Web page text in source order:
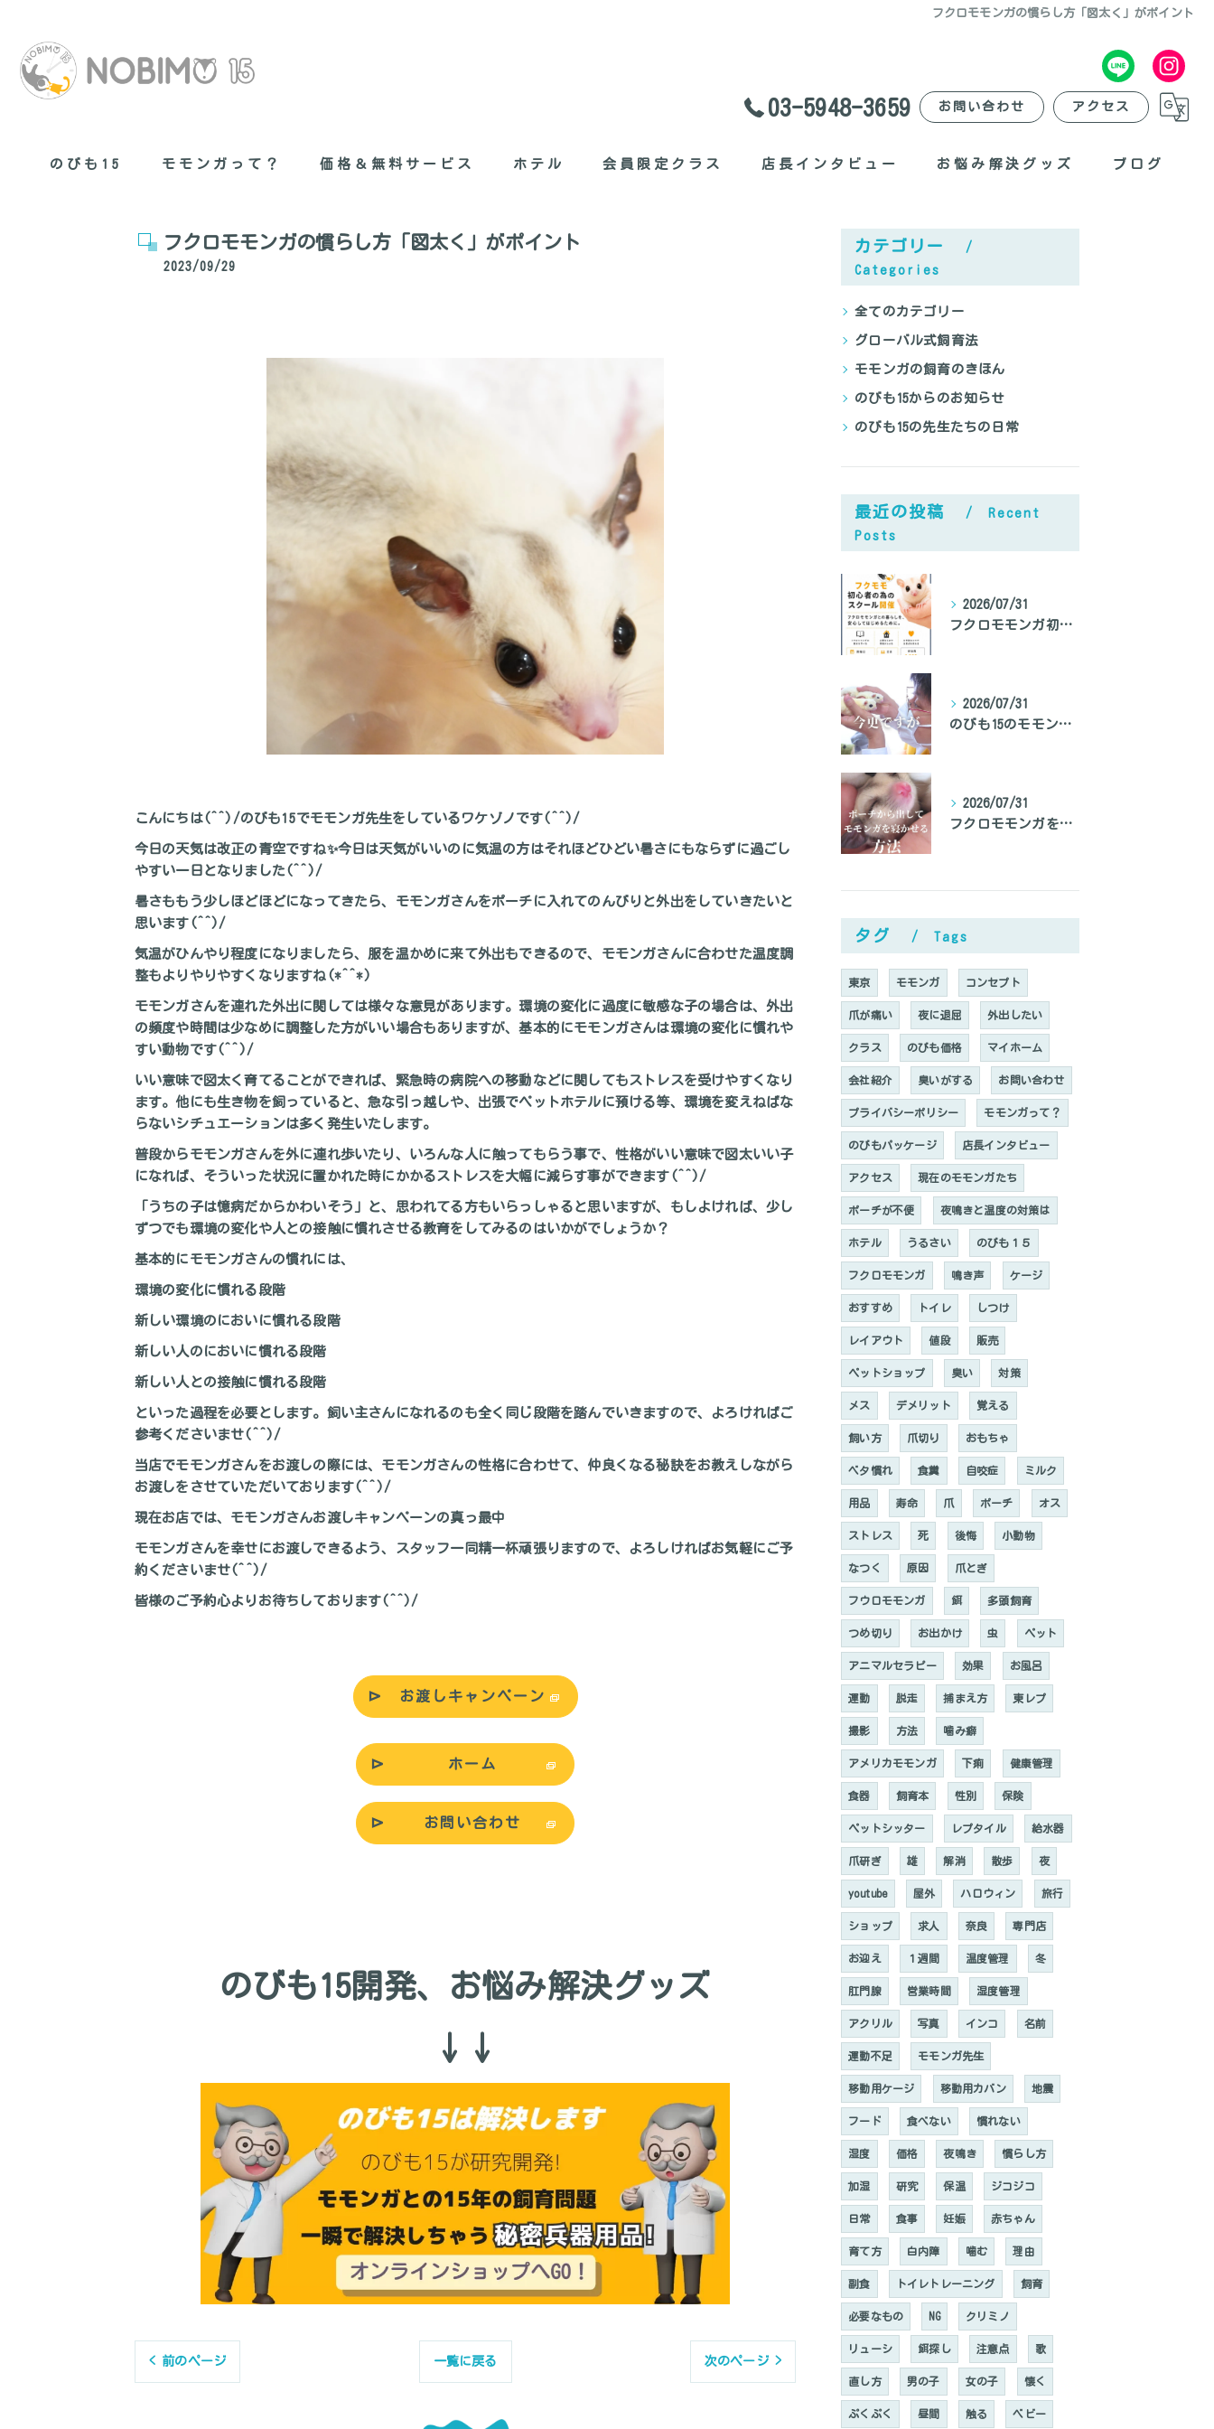
フクロモモンガの慣らし方「図太く」がポイント
03-5948-3659 お問い合わせ アクセス
のびも15 モモンガって？ 価格＆無料サービス ホテル 会員限定クラス 店長インタビュー お悩み解決グッズ
臭いがする？
爪が痛い？
夜に退屈？
外出したい？
ポーチが不便？
あなたのフクロモモンガ鳴き声対策、間違ってませんか？
ブログ
フクロモモンガの慣らし方「図太く」がポイント
2023/09/29
こんにちは(^^)/のびも15でモモンガ先生をしているワケゾノです(^^)/
今日の天気は改正の青空ですね✨今日は天気がいいのに気温の方はそれほどひどい暑さにもならずに過ごし
やすい一日となりました(^^)/
暑さももう少しほどほどになってきたら、モモンガさんをポーチに入れてのんびりと外出をしていきたいと
思います(^^)/
気温がひんやり程度になりましたら、服を温かめに来て外出もできるので、モモンガさんに合わせた温度調
整もよりやりやすくなりますね(*^^*)
モモンガさんを連れた外出に関しては様々な意見があります。環境の変化に過度に敏感な子の場合は、外出
の頻度や時間は少なめに調整した方がいい場合もありますが、基本的にモモンガさんは環境の変化に慣れや
すい動物です(^^)/
いい意味で図太く育てることができれば、緊急時の病院への移動などに関してもストレスを受けやすくなり
ます。他にも生き物を飼っていると、急な引っ越しや、出張でペットホテルに預ける等、環境を変えねばな
らないシチュエーションは多く発生いたします。
普段からモモンガさんを外に連れ歩いたり、いろんな人に触ってもらう事で、性格がいい意味で図太いい子
になれば、そういった状況に置かれた時にかかるストレスを大幅に減らす事ができます(^^)/
「うちの子は憶病だからかわいそう」と、思われてる方もいらっしゃると思いますが、もしよければ、少し
ずつでも環境の変化や人との接触に慣れさせる教育をしてみるのはいかがでしょうか？
基本的にモモンガさんの慣れには、
環境の変化に慣れる段階
新しい環境のにおいに慣れる段階
新しい人のにおいに慣れる段階
新しい人との接触に慣れる段階
といった過程を必要とします。飼い主さんになれるのも全く同じ段階を踏んでいきますので、よろければご
参考くださいませ(^^)/
当店でモモンガさんをお渡しの際には、モモンガさんの性格に合わせて、仲良くなる秘訣をお教えしながら
お渡しをさせていただいております(^^)/
現在お店では、モモンガさんお渡しキャンペーンの真っ最中
モモンガさんを幸せにお渡しできるよう、スタッフ一同精一杯頑張りますので、よろしければお気軽にご予
約くださいませ(^^)/
皆様のご予約心よりお待ちしております(^^)/
お渡しキャンペーン
ホーム
お問い合わせ
のびも15開発、お悩み解決グッズ
↓↓
< 前のページ 一覧に戻る 次のページ >
カテゴリー
Categories
全てのカテゴリー
グローバル式飼育法
モモンガの飼育のきほん
のびも15からのお知らせ
のびも15の先生たちの日常
最近の投稿
Recent
Posts
2026/07/31
フクロモモンガ初心者向けのスクール開催
2026/07/31
のびも15のモモンガ専門家、モモンガ先生の自己紹介
2026/07/31
フクロモモンガをベタ慣れにして手の上で寝かせる方法
タグ Tags
東京 モモンガ コンセプト
爪が痛い 夜に退屈 外出したい
クラス のびも価格 マイホーム
会社紹介 臭いがする お問い合わせ
プライバシーポリシー モモンガって？
のびもパッケージ 店長インタビュー
アクセス 現在のモモンガたち
ポーチが不便 夜鳴きと温度の対策は
ホテル うるさい のびも１５
フクロモモンガ 鳴き声 ケージ
おすすめ トイレ しつけ
レイアウト 値段 販売
ペットショップ 臭い 対策
メス デメリット 覚える
飼い方 爪切り おもちゃ
ベタ慣れ 食糞 自咬症 ミルク
用品 寿命 爪 ポーチ オス
ストレス 死 後悔 小動物
なつく 原因 爪とぎ
フウロモモンガ 餌 多頭飼育
つめ切り お出かけ 虫 ペット
アニマルセラピー 効果 お風呂
運動 脱走 捕まえ方 東レプ
撮影 方法 噛み癖
アメリカモモンガ 下痢 健康管理
食器 飼育本 性別 保険
ペットシッター レプタイル 給水器
爪研ぎ 雄 解消 散歩 夜
youtube 屋外 ハロウィン 旅行
ショップ 求人 奈良 専門店
お迎え １週間 温度管理 冬
肛門腺 営業時間 湿度管理
アクリル 写真 インコ 名前
運動不足 モモンガ先生
移動用ケージ 移動用カバン 地震
フード 食べない 慣れない
湿度 価格 夜鳴き 慣らし方
加湿 研究 保温 ジコジコ
日常 食事 妊娠 赤ちゃん
育て方 白内障 噛む 理由
副食 トイレトレーニング 飼育
必要なもの NG クリミノ
リューシ 餌探し 注意点 歌
直し方 男の子 女の子 懐く
ぷくぷく 昼間 触る ベビー